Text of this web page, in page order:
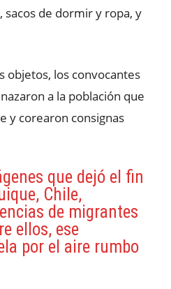
sacos de dormir y ropa, y
objetos, los convocantes
a la población que
y corearon consignas
que dejó el fin
Chile,
de migrantes
ellos, ese
por el aire rumbo